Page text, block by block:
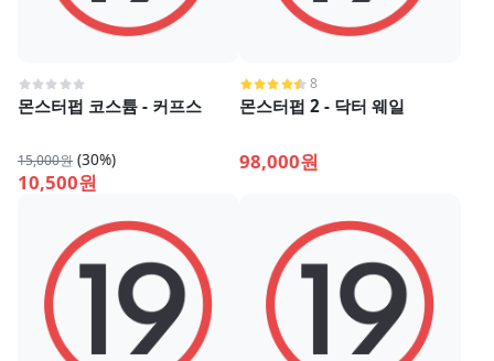
몬스터펍 코스튬 - 커프스
15,000원 (30%)
10,500원
8
몬스터펍 2 - 닥터 웨일
98,000원